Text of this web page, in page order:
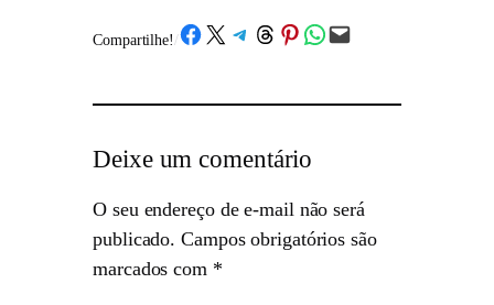
Compartilhe! /Share on Facebook
Share on X Share on Telegram
Share on Threads
Share on Pinterest
Share on WhatsApp
Email this Page
Deixe um comentário
O seu endereço de e-mail não será
publicado. Campos obrigatórios são
marcados com *